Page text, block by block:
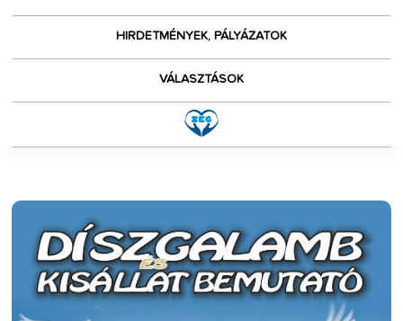
HIRDETMÉNYEK, PÁLYÁZATOK
VÁLASZTÁSOK